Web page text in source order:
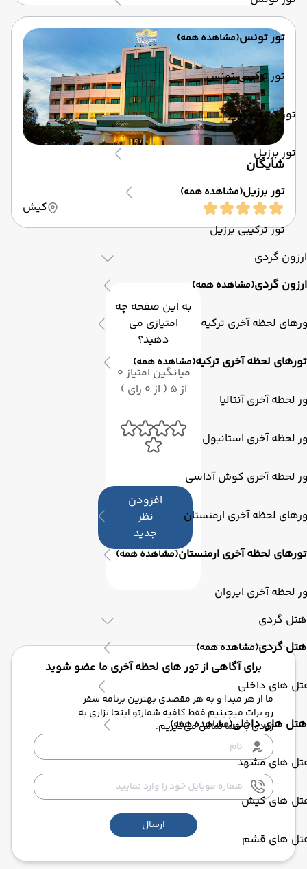
تور تونس(مشاهده همه)
تور ترکیبی تونس
تور کشتی کروز
تور برزیل
تور برزیل(مشاهده همه)
تور ترکیبی برزیل
ارزون گردی
ارزون گردی(مشاهده همه)
لحظه آخری ترکیه
تورهای لحظه آخری ترکیه(مشاهده همه)
لحظه آخری آنتالیا
لحظه آخری استانبول
لحظه آخری کوش آداسی
لحظه آخری ارمنستان
تورهای لحظه آخری ارمنستان(مشاهده همه)
لحظه آخری ایروان
هتل گردی
هتل گردی(مشاهده همه)
های داخلی
هتل های داخلی(مشاهده همه)
های مشهد
های کیش
های قشم
شایگان
کیش
به این صفحه چه
امتیازی می
دهید؟
میانگین امتیاز 0
از 5 ( از 0 رای )
افزودن
نظر
جدید
برای آگاهی از تور های لحظه آخری ما عضو شوید
ما از هر مبدا و به هر مقصدی بهترین برنامه سفر
رو برات میچینیم فقط کافیه شمارتو اینجا بزاری به
زودی با شما تماس می‌گیریم.
ارسال